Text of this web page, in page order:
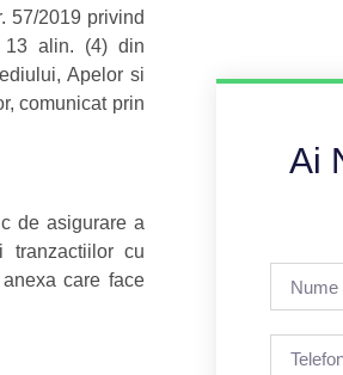
57/2019 privind
13 alin. (4) din
Apelor si
comunicat prin
de asigurare a
tranzactiilor cu
care face
Ai